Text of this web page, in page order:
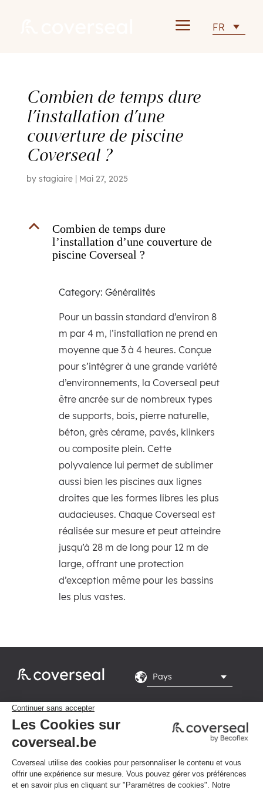
a FR
Combien de temps dure
l’installation d’une
couverture de piscine
Coverseal ?
by stagiaire| Mai 27, 2025
B
Combien de temps dure
l’installation d’une couverture de
piscine Coverseal ?
Category: Généralités
Pour un bassin standard d’environ 8
m par 4 m, l’installation ne prend en
moyenne que 3 à 4 heures. Conçue
pour s’intégrer à une grande variété
d’environnements, la Coverseal peut
être ancrée sur de nombreux types
de supports, bois, pierre naturelle,
béton, grès cérame, pavés, klinkers
ou composite plein. Cette
polyvalence lui permet de sublimer
aussi bien les piscines aux lignes
droites que les formes libres les plus
audacieuses. Chaque Coverseal est
réalisée sur mesure et peut atteindre
jusqu’à 28 m de long pour 12 m de
large, offrant une protection
d’exception même pour les bassins
les plus vastes.

Rte du Grand Peuplier
8, 7110 La Louvière
8h-16h